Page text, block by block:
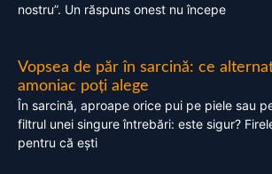
nostru”. Un răspuns onest nu începe
Vopsea de păr în sarcină: ce
amoniac poți alege
În sarcină, aproape orice pui pe piele sau
filtrul unei singure întrebări: este sigur?
pentru că ești